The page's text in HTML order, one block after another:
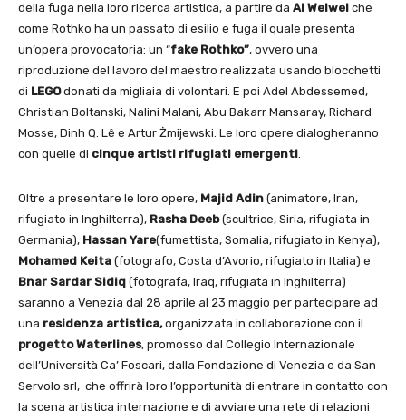
della fuga nella loro ricerca artistica, a partire da Ai Weiwei che
come Rothko ha un passato di esilio e fuga il quale presenta
un’opera provocatoria: un “fake Rothko”, ovvero una
riproduzione del lavoro del maestro realizzata usando blocchetti
di LEGOdonati da migliaia di volontari. E poi Adel Abdessemed,
Christian Boltanski, Nalini Malani, Abu Bakarr Mansaray, Richard
Mosse, Dinh Q. Lê e Artur Żmijewski. Le loro opere dialogheranno
con quelle di cinque artisti rifugiati emergenti.
Oltre a presentare le loro opere, Majid Adin (animatore, Iran,
rifugiato in Inghilterra), Rasha Deeb(scultrice, Siria, rifugiata in
Germania), Hassan Yare(fumettista, Somalia, rifugiato in Kenya),
Mohamed Keita (fotografo, Costa d’Avorio, rifugiato in Italia) e
Bnar Sardar Sidiq (fotografa, Iraq, rifugiata in Inghilterra)
saranno a Venezia dal 28 aprile al 23 maggio per partecipare ad
una residenza artistica,organizzata in collaborazione con il
progetto Waterlines, promosso dal Collegio Internazionale
dell’Università Ca’ Foscari, dalla Fondazione di Venezia e da San
Servolo srl, che offrirà loro l’opportunità di entrare in contatto con
la scena artistica internazione e di avviare una rete di relazioni